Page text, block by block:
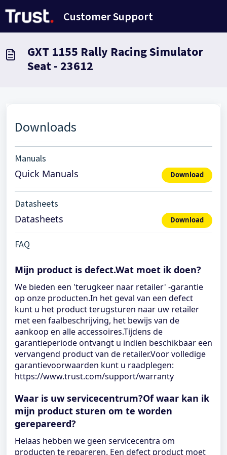
Customer Support
GXT 1155 Rally Racing Simulator
Seat - 23612
Downloads
Manuals
Quick Manuals Download
Datasheets
Datasheets Download
FAQ
Mijn product is defect.Wat moet ik doen?
We bieden een 'terugkeer naar retailer' -garantie
op onze producten.In het geval van een defect
kunt u het product terugsturen naar uw retailer
met een faalbeschrijving, het bewijs van de
aankoop en alle accessoires.Tijdens de
garantieperiode ontvangt u indien beschikbaar een
vervangend product van de retailer.Voor volledige
garantievoorwaarden kunt u raadplegen:
https://www.trust.com/support/warranty
Waar is uw servicecentrum?Of waar kan ik
mijn product sturen om te worden
gerepareerd?
Helaas hebben we geen servicecentra om
producten te repareren. Een defect product moet